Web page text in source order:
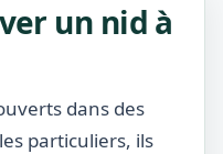
un nid à
dans des
particuliers, ils